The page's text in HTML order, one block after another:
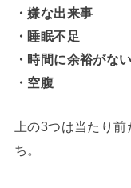
・嫌な出来事
・睡眠不足
・時間に余裕がない
・空腹
上の3つは当たり
ち。